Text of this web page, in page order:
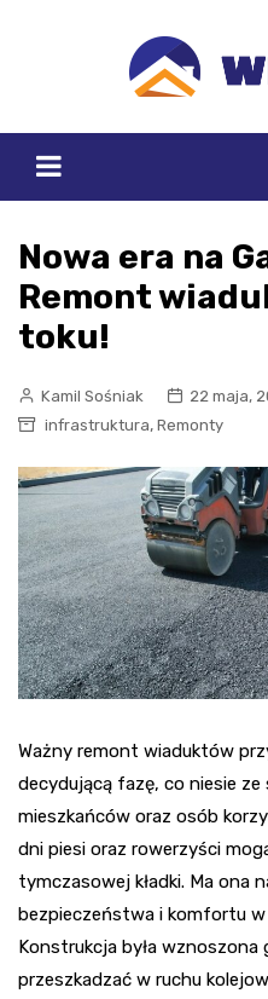
Nowa era na
Remont
toku!
Kamil Sośniak
22 maja,
infrastruktura, Remonty
Ważny remont wiaduktów
decydującą fazę, co niesie
mieszkańców oraz osób
dni piesi oraz rowerzyści
tymczasowej kładki. Ma ona
bezpieczeństwa i komfortu
Konstrukcja była wznoszona
przeszkadzać w ruchu